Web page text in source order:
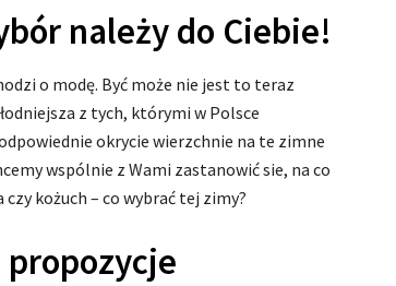
należy do Ciebie!
o modę. Być może nie jest to teraz
z tych, którymi w Polsce
okrycie wierzchnie na te zimne
wspólnie z Wami zastanowić sie, na co
kożuch – co wybrać tej zimy?